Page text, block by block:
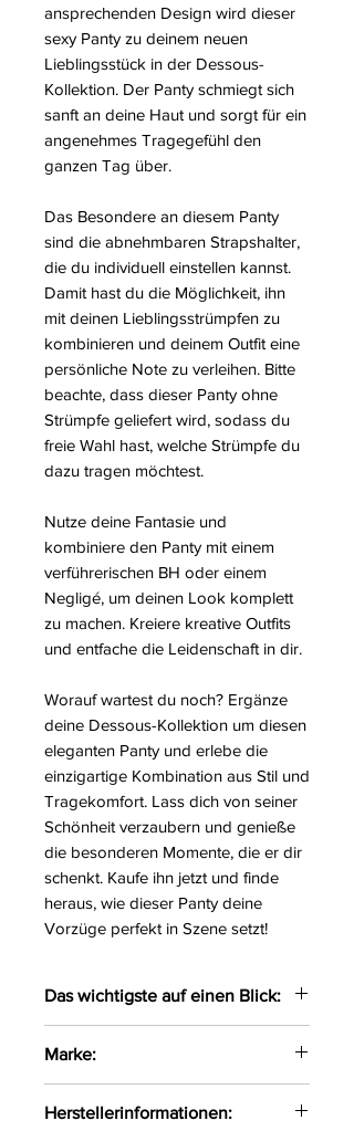
ansprechenden Design wird dieser
sexy Panty zu deinem neuen
Lieblingsstück in der Dessous-
Kollektion. Der Panty schmiegt sich
sanft an deine Haut und sorgt für ein
angenehmes Tragegefühl den
ganzen Tag über.
Das Besondere an diesem Panty
sind die abnehmbaren Strapshalter,
die du individuell einstellen kannst.
Damit hast du die Möglichkeit, ihn
mit deinen Lieblingsstrümpfen zu
kombinieren und deinem Outfit eine
persönliche Note zu verleihen. Bitte
beachte, dass dieser Panty ohne
Strümpfe geliefert wird, sodass du
freie Wahl hast, welche Strümpfe du
dazu tragen möchtest.
Nutze deine Fantasie und
kombiniere den Panty mit einem
verführerischen BH oder einem
Negligé, um deinen Look komplett
zu machen. Kreiere kreative Outfits
und entfache die Leidenschaft in dir.
Worauf wartest du noch? Ergänze
deine Dessous-Kollektion um diesen
eleganten Panty und erlebe die
einzigartige Kombination aus Stil und
Tragekomfort. Lass dich von seiner
Schönheit verzaubern und genieße
die besonderen Momente, die er dir
schenkt. Kaufe ihn jetzt und finde
heraus, wie dieser Panty deine
Vorzüge perfekt in Szene setzt!
Das wichtigste auf einen Blick:
zarten Materialien
Die abnehmbaren Strapshalter
sind individuell einstellbar
Marke:
Herstellerinformationen: